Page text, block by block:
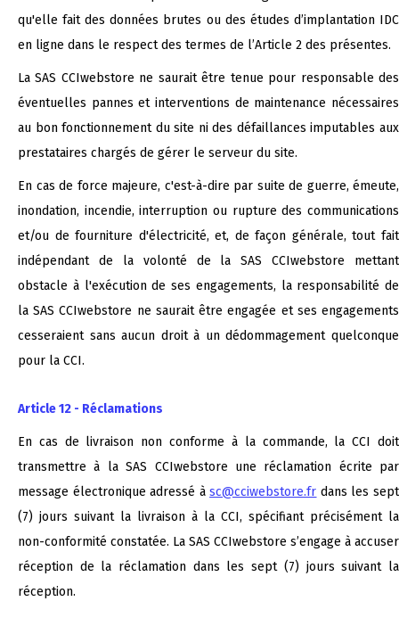
qu'elle fait des données brutes ou des études d’implantation IDC
en ligne dans le respect des termes de l’Article 2 des présentes.
La SAS CCIwebstore ne saurait être tenue pour responsable des
éventuelles pannes et interventions de maintenance nécessaires
au bon fonctionnement du site ni des défaillances imputables aux
prestataires chargés de gérer le serveur du site.
En cas de force majeure, c'est-à-dire par suite de guerre, émeute,
inondation, incendie, interruption ou rupture des communications
et/ou de fourniture d'électricité, et, de façon générale, tout fait
indépendant de la volonté de la SAS CCIwebstore mettant
obstacle à l'exécution de ses engagements, la responsabilité de
la SAS CCIwebstore ne saurait être engagée et ses engagements
cesseraient sans aucun droit à un dédommagement quelconque
pour la CCI.
Article 12 - Réclamations
En cas de livraison non conforme à la commande, la CCI doit
transmettre à la SAS CCIwebstore une réclamation écrite par
message électronique adressé àsc@cciwebstore.fr dans les sept
(7) jours suivant la livraison à la CCI, spécifiant précisément la
non-conformité constatée. La SAS CCIwebstore s’engage à accuser
réception de la réclamation dans les sept (7) jours suivant la
réception.